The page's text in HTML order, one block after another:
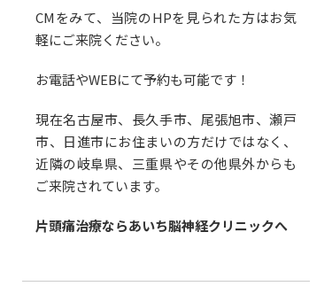
CMをみて、当院のHPを見られた方はお気
軽にご来院ください。
お電話やWEBにて予約も可能です！
現在名古屋市、長久手市、尾張旭市、瀬戸
市、日進市にお住まいの方だけではなく、
近隣の岐阜県、三重県やその他県外からも
ご来院されています。
片頭痛治療ならあいち脳神経クリニックへ